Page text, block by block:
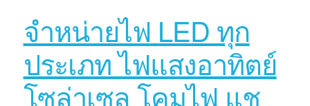
จำหน่ายไฟ LED ทุก
ประเภท ไฟแสงอาทิตย์
โซล่าเซล โคมไฟ แช